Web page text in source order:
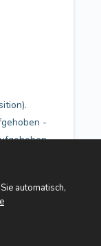
-
-
automatisch,